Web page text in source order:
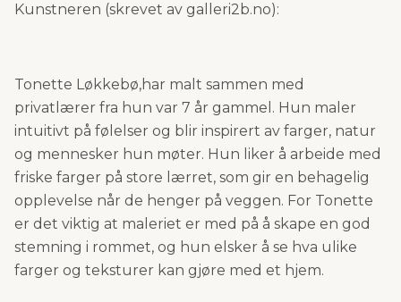
Kunstneren (skrevet av galleri2b.no):
Tonette Løkkebø,har malt sammen med
privatlærer fra hun var 7 år gammel. Hun maler
intuitivt på følelser og blir inspirert av farger, natur
og mennesker hun møter. Hun liker å arbeide med
friske farger på store lærret, som gir en behagelig
opplevelse når de henger på veggen. For Tonette
er det viktig at maleriet er med på å skape en god
stemning i rommet, og hun elsker å se hva ulike
farger og teksturer kan gjøre med et hjem.